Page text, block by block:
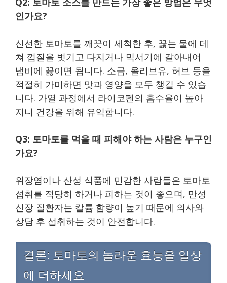
인가요?
신선한 토마토를 깨끗이 세척한 후, 끓는 물에 데
쳐 껍질을 벗기고 다지거나 믹서기에 갈아내어
냄비에 끓이면 됩니다. 소금, 올리브유, 허브 등을
적절히 가미하면 맛과 영양을 모두 챙길 수 있습
니다. 가열 과정에서 라이코펜의 흡수율이 높아
지니 건강을 위해 유익합니다.
Q3: 토마토를 먹을 때 피해야 하는 사람은 누구인
가요?
위장염이나 산성 식품에 민감한 사람들은 토마토
섭취를 적당히 하거나 피하는 것이 좋으며, 만성
신장 질환자는 칼륨 함량이 높기 때문에 의사와
상담 후 섭취하는 것이 안전합니다.
결론: 토마토의 놀라운 효능을 일상
에 더하세요